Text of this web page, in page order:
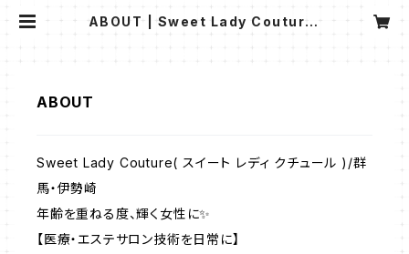
ABOUT | Sweet Lady Couture(
ABOUT
Sweet Lady Couture( スイート レディ クチュール )/群
馬・伊勢崎
年齢を重ねる度、輝く女性に✨
【医療・エステサロン技術を日常に】